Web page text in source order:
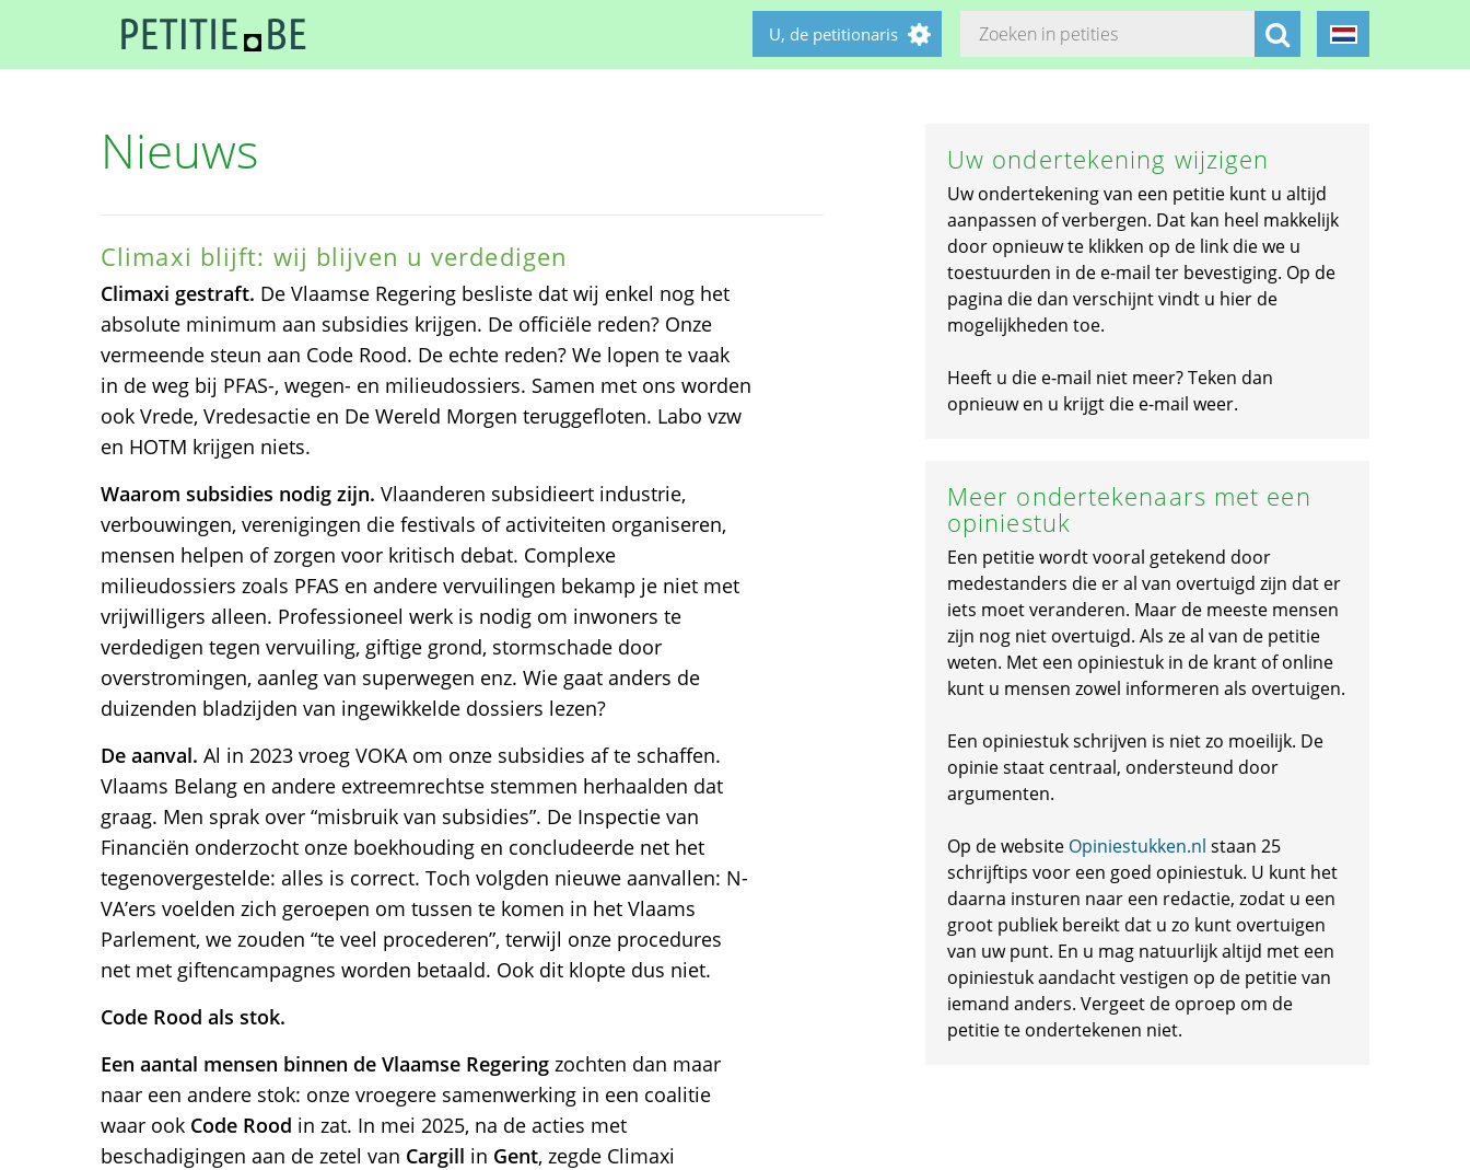
U, de petitionaris
Nieuws
Climaxi blijft: wij blijven u verdedigen
Climaxi gestraft. De Vlaamse Regering besliste dat wij enkel nog het
absolute minimum aan subsidies krijgen. De officiële reden? Onze
vermeende steun aan Code Rood. De echte reden? We lopen te vaak
in de weg bij PFAS-, wegen- en milieudossiers. Samen met ons worden
ook Vrede, Vredesactie en De Wereld Morgen teruggefloten. Labo vzw
en HOTM krijgen niets.
Waarom subsidies nodig zijn. Vlaanderen subsidieert industrie,
verbouwingen, verenigingen die festivals of activiteiten organiseren,
mensen helpen of zorgen voor kritisch debat. Complexe
milieudossiers zoals PFAS en andere vervuilingen bekamp je niet met
vrijwilligers alleen. Professioneel werk is nodig om inwoners te
verdedigen tegen vervuiling, giftige grond, stormschade door
overstromingen, aanleg van superwegen enz. Wie gaat anders de
duizenden bladzijden van ingewikkelde dossiers lezen?
De aanval. Al in 2023 vroeg VOKA om onze subsidies af te schaffen.
Vlaams Belang en andere extreemrechtse stemmen herhaalden dat
graag. Men sprak over “misbruik van subsidies”. De Inspectie van
Financiën onderzocht onze boekhouding en concludeerde net het
tegenovergestelde: alles is correct. Toch volgden nieuwe aanvallen: N-
VA’ers voelden zich geroepen om tussen te komen in het Vlaams
Parlement, we zouden “te veel procederen”, terwijl onze procedures
net met giftencampagnes worden betaald. Ook dit klopte dus niet.
Code Rood als stok.
Een aantal mensen binnen de Vlaamse Regering zochten dan maar
naar een andere stok: onze vroegere samenwerking in een coalitie
waar ook Code Rood in zat. In mei 2025, na de acties met
beschadigingen aan de zetel van Cargill in Gent, zegde Climaxi
Uw ondertekening wijzigen
Uw ondertekening van een petitie kunt u altijd
aanpassen of verbergen. Dat kan heel makkelijk
door opnieuw te klikken op de link die we u
toestuurden in de e-mail ter bevestiging. Op de
pagina die dan verschijnt vindt u hier de
mogelijkheden toe.
Heeft u die e-mail niet meer? Teken dan
opnieuw en u krijgt die e-mail weer.
Meer ondertekenaars met een
opiniestuk
Een petitie wordt vooral getekend door
medestanders die er al van overtuigd zijn dat er
iets moet veranderen. Maar de meeste mensen
zijn nog niet overtuigd. Als ze al van de petitie
weten. Met een opiniestuk in de krant of online
kunt u mensen zowel informeren als overtuigen.
Een opiniestuk schrijven is niet zo moeilijk. De
opinie staat centraal, ondersteund door
argumenten.
Op de website Opiniestukken.nl staan 25
schrijftips voor een goed opiniestuk. U kunt het
daarna insturen naar een redactie, zodat u een
groot publiek bereikt dat u zo kunt overtuigen
van uw punt. En u mag natuurlijk altijd met een
opiniestuk aandacht vestigen op de petitie van
iemand anders. Vergeet de oproep om de
petitie te ondertekenen niet.